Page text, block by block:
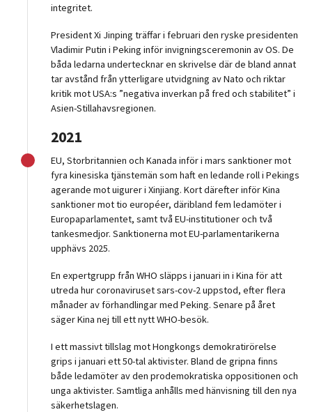
integritet.
President Xi Jinping träffar i februari den ryske presidenten
Vladimir Putin i Peking inför invigningsceremonin av OS. De
båda ledarna undertecknar en skrivelse där de bland annat
tar avstånd från ytterligare utvidgning av Nato och riktar
kritik mot USA:s ”negativa inverkan på fred och stabilitet” i
Asien-Stillahavsregionen.
2021
EU, Storbritannien och Kanada inför i mars sanktioner mot
fyra kinesiska tjänstemän som haft en ledande roll i Pekings
agerande mot uigurer i Xinjiang. Kort därefter inför Kina
sanktioner mot tio européer, däribland fem ledamöter i
Europaparlamentet, samt två EU-institutioner och två
tankesmedjor. Sanktionerna mot EU-parlamentarikerna
upphävs 2025.
En expertgrupp från WHO släpps i januari in i Kina för att
utreda hur coronaviruset sars-cov-2 uppstod, efter flera
månader av förhandlingar med Peking. Senare på året
säger Kina nej till ett nytt WHO-besök.
I ett massivt tillslag mot Hongkongs demokratirörelse
grips i januari ett 50-tal aktivister. Bland de gripna finns
både ledamöter av den prodemokratiska oppositionen och
unga aktivister. Samtliga anhålls med hänvisning till den nya
säkerhetslagen.